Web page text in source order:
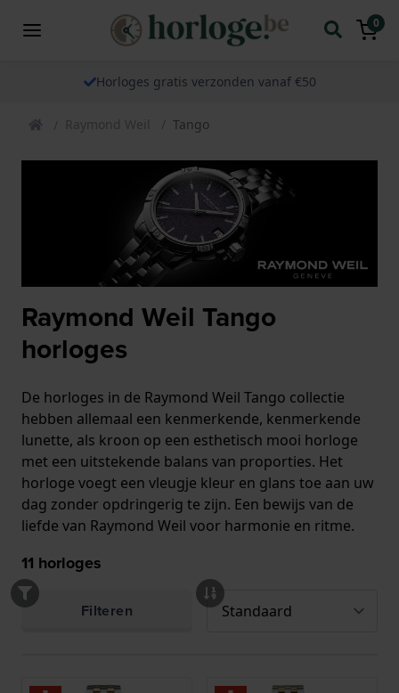
0
Horloges gratis verzonden vanaf €50
Raymond Weil Tango
Raymond Weil Tango
horloges
De horloges in de Raymond Weil Tango collectie
hebben allemaal een kenmerkende, kenmerkende
lunette, als kroon op een esthetisch mooi horloge
met een uitstekende balans van proporties. Het
horloge voegt een vleugje kleur en glans toe aan uw
dag zonder opdringerig te zijn. Een bewijs van de
liefde van Raymond Weil voor harmonie en ritme.
11 horloges
Filteren